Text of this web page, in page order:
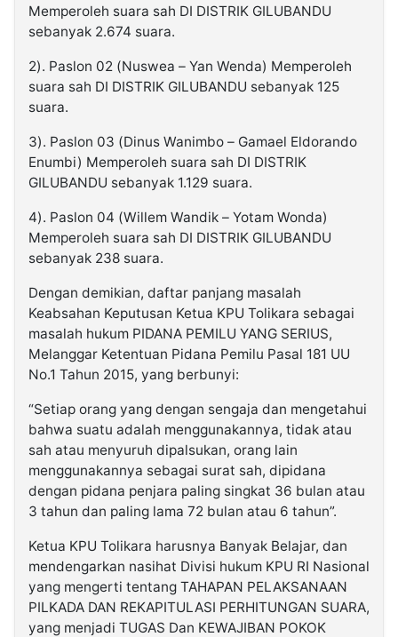
Memperoleh suara sah DI DISTRIK GILUBANDU
sebanyak 2.674 suara.
2). Paslon 02 (Nuswea – Yan Wenda) Memperoleh
suara sah DI DISTRIK GILUBANDU sebanyak 125
suara.
3). Paslon 03 (Dinus Wanimbo – Gamael Eldorando
Enumbi) Memperoleh suara sah DI DISTRIK
GILUBANDU sebanyak 1.129 suara.
4). Paslon 04 (Willem Wandik – Yotam Wonda)
Memperoleh suara sah DI DISTRIK GILUBANDU
sebanyak 238 suara.
Dengan demikian, daftar panjang masalah
Keabsahan Keputusan Ketua KPU Tolikara sebagai
masalah hukum PIDANA PEMILU YANG SERIUS,
Melanggar Ketentuan Pidana Pemilu Pasal 181 UU
No.1 Tahun 2015, yang berbunyi:
“Setiap orang yang dengan sengaja dan mengetahui
bahwa suatu adalah menggunakannya, tidak atau
sah atau menyuruh dipalsukan, orang lain
menggunakannya sebagai surat sah, dipidana
dengan pidana penjara paling singkat 36 bulan atau
3 tahun dan paling lama 72 bulan atau 6 tahun”.
Ketua KPU Tolikara harusnya Banyak Belajar, dan
mendengarkan nasihat Divisi hukum KPU RI Nasional
yang mengerti tentang TAHAPAN PELAKSANAAN
PILKADA DAN REKAPITULASI PERHITUNGAN SUARA,
yang menjadi TUGAS Dan KEWAJIBAN POKOK